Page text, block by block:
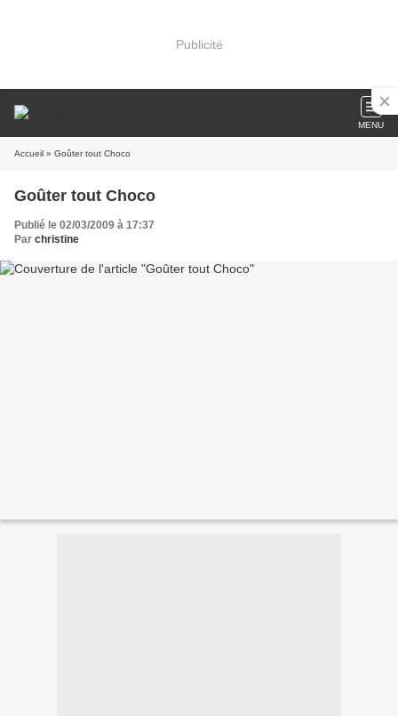
Publicité
MENU
Accueil » Goûter tout Choco
Goûter tout Choco
Publié le 02/03/2009 à 17:37
Par christine